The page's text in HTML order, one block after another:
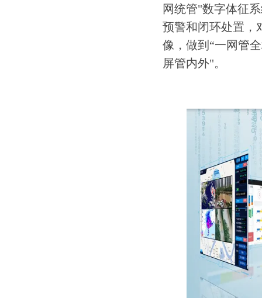
网统管"数字体征
预警和闭环处置，
像，做到“一网管
屏管内外"。